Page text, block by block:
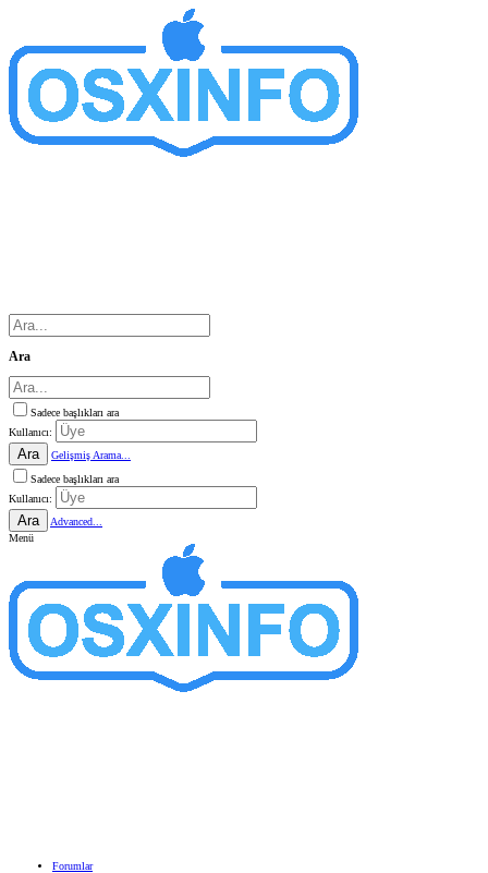
Ara
Sadece başlıkları ara
Kullanıcı:
Ara
Gelişmiş Arama...
Sadece başlıkları ara
Kullanıcı:
Ara
Advanced...
Menü
Forumlar